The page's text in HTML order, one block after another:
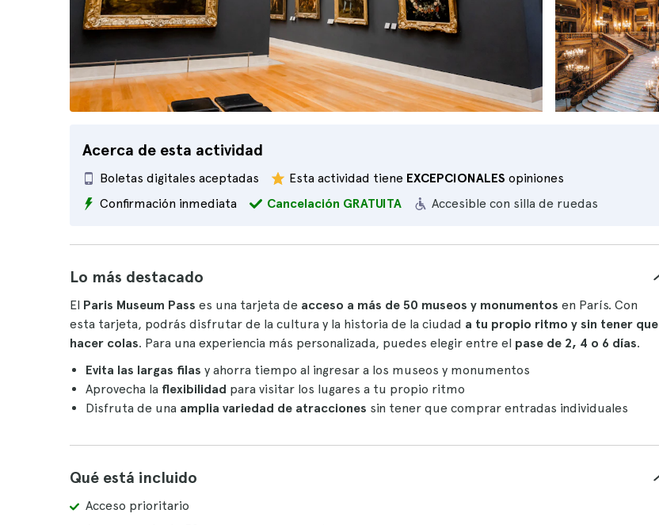
Acerca de esta actividad
Boletas digitales aceptadas
Accesible con silla de ruedas
Esta actividad tiene EXCEPCIONALES opiniones
Confirmación inmediata
Cancelación GRATUITA
Lo más destacado
El Paris Museum Pass es una tarjeta de acceso a más de 50 museos y monumentos en París. Con
esta tarjeta, podrás disfrutar de la cultura y la historia de la ciudad a tu propio ritmo y sin tener que
hacer colas. Para una experiencia más personalizada, puedes elegir entre el pase de 2, 4 o 6 días.
Evita las largas filas y ahorra tiempo al ingresar a los museos y monumentos
Aprovecha la flexibilidad para visitar los lugares a tu propio ritmo
Disfruta de una amplia variedad de atracciones sin tener que comprar entradas individuales
Qué está incluido
Acceso prioritario